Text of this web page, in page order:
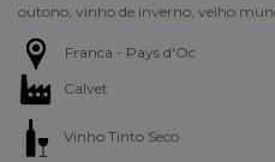
outono vinho de inverno velho
Franca - Pays d'Oc
Calvet
Vinho Tinto Seco